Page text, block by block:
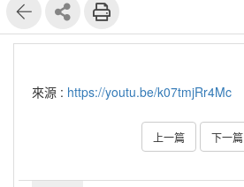
來源 : https://youtu.be/k07tmjRr4Mc
上一篇 下一篇